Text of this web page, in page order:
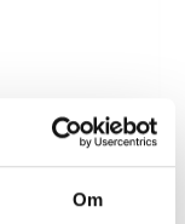
Om